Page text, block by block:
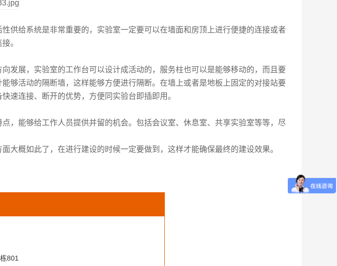
供给系统是非常重要的，实验室一定要可以在墙面和房顶上进行便捷的连接或者
。
发展，实验室的工作台可以设计成活动的，服务柱也可以是能够移动的，而且要
够活动的隔断墙，这样能够方便进行隔断。在墙上或者是地板上固定的对接站要
速连接、断开的优势，方便同实验台即插即用。
，能够给工作人员提供并留的机会。包括会议室、休息室、共享实验室等等，尽
大概如此了，在进行建设的时候一定要做到，这样才能确保最终的建设效果。
801